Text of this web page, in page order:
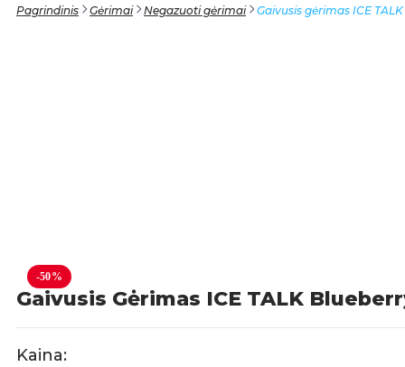
Pagrindinis Gėrimai Negazuoti gėrimai Gaivusis gėrimas ICE
-50%
Gaivusis Gėrimas ICE TALK
Kaina: